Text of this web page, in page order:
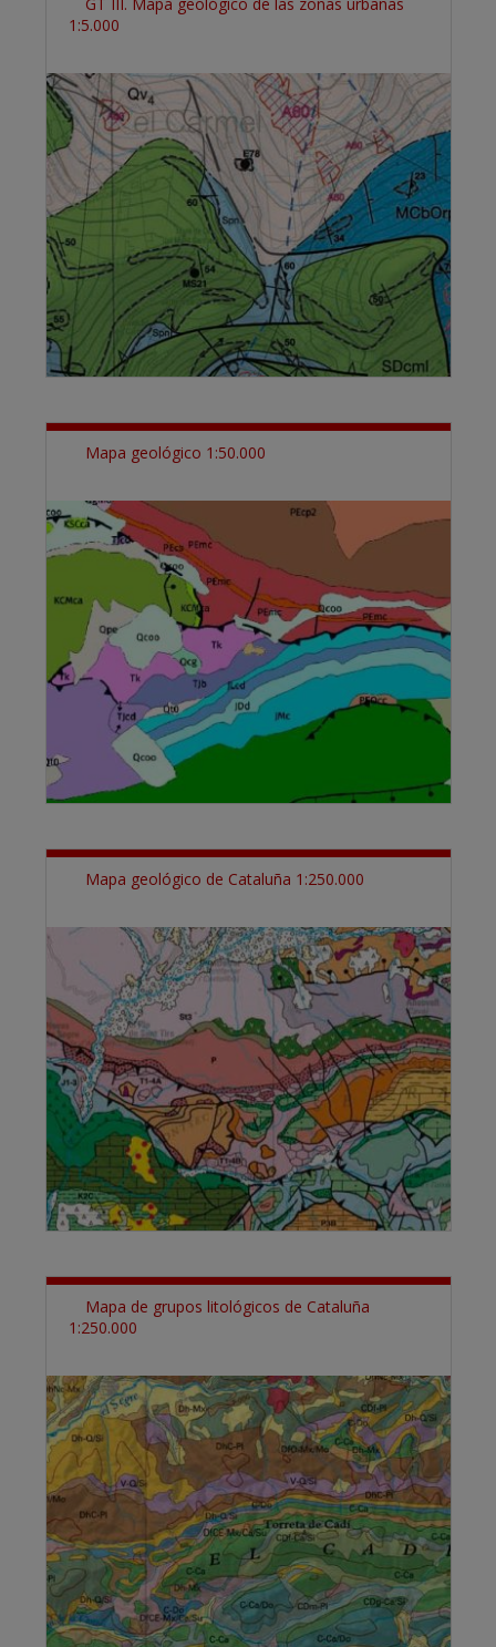
1:5.000
Mapa geológico 1:50.000
Mapa geológico de Cataluña 1:250.000
Mapa de grupos litológicos de Cataluña
1:250.000